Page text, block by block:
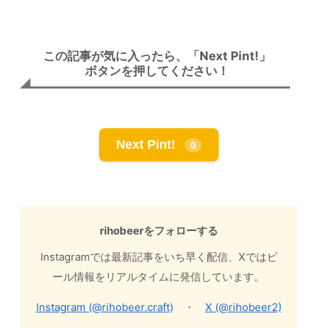
この記事が気に入ったら、「Next Pint!」
ボタンを押してください！
Next Pint! 0
rihobeerをフォローする
Instagramでは最新記事をいち早く配信、Xではビ
ール情報をリアルタイムに発信しています。
Instagram (@rihobeer.craft) ・ X (@rihobeer2)